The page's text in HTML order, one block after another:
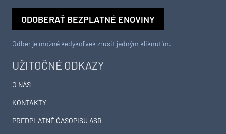
UŽITOČNÉ ODKAZY
O NÁS
KONTAKTY
PREDPLATNÉ ČASOPISU ASB
ODOBERAŤ BEZPLATNÉ ENOVINY
Odber je možné kedykoľvek zrušiť jedným kliknutím.